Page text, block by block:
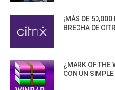
¡MÁS DE 50,000
BRECHA DE
¿MARK OF THE
CON UN